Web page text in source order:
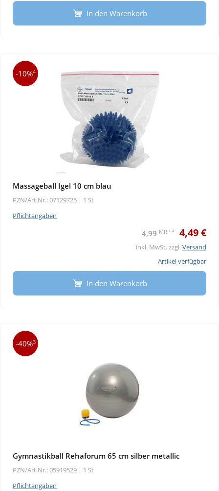
In den Warenkorb
-10%4
Massageball Igel 10 cm blau
PZN/Art.Nr.: 07129725 | 1 St
Pflichtangaben
4,99 MRP 2 4,49 €
inkl. MwSt. zzgl.Versand
Artikel verfügbar
In den Warenkorb
-40%3
Gymnastikball Rehaforum 65 cm silber metallic
PZN/Art.Nr.: 05919529 | 1 St
Pflichtangaben